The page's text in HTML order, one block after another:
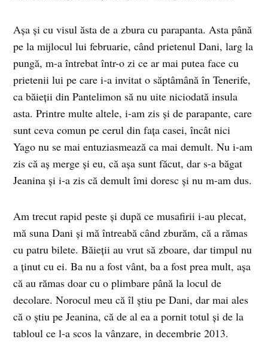
Așa și cu visul ăsta de a zbura cu parapanta. Asta până
pe la mijlocul lui februarie, când prietenul Dani, larg la
pungă, m-a întrebat într-o zi ce ar mai putea face cu
prietenii lui pe care i-a invitat o săptâmână în Tenerife,
ca băieții din Pantelimon să nu uite niciodată insula
asta. Printre multe altele, i-am zis și de parapante, care
sunt ceva comun pe cerul din fața casei, încât nici
Yago nu se mai entuziasmează ca mai demult. Nu i-am
zis că aș merge și eu, că așa sunt făcut, dar s-a băgat
Jeanina și i-a zis că demult îmi doresc și nu m-am dus.
Am trecut rapid peste și după ce musafirii i-au plecat,
mă suna Dani și mă întreabă când zburăm, că a rămas
cu patru bilete. Băieții au vrut să zboare, dar timpul nu
a ținut cu ei. Ba nu a fost vânt, ba a fost prea mult, așa
că au rămas doar cu o plimbare până la locul de
decolare. Norocul meu că îl știu pe Dani, dar mai ales
că o știu pe Jeanina, că de al ea a pornit totul și de la
tabloul ce l-a scos la vânzare, in decembrie 2013.